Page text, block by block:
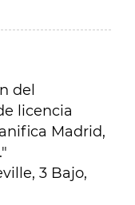
del
licencia
Madrid,
3 Bajo,